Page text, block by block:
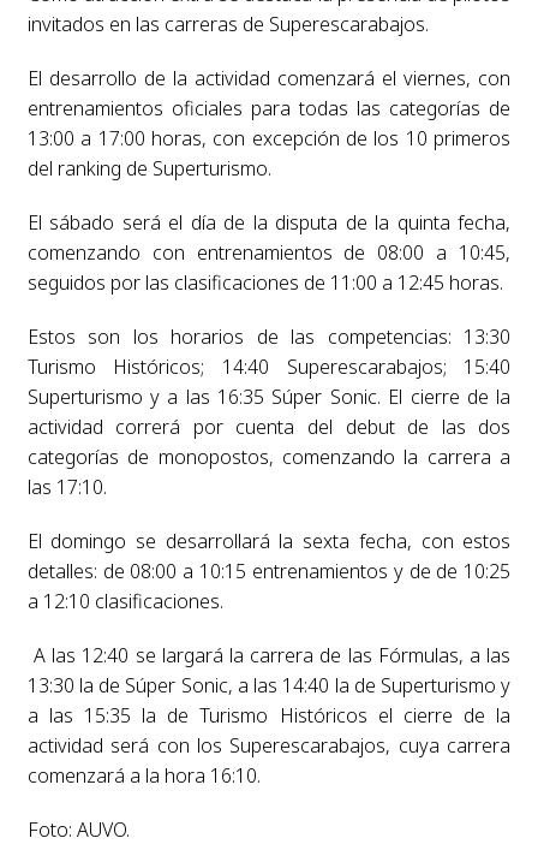
invitados en las carreras de Superescarabajos.
El desarrollo de la actividad comenzará el viernes, con
entrenamientos oficiales para todas las categorías de
13:00 a 17:00 horas, con excepción de los 10 primeros
del ranking de Superturismo.
El sábado será el día de la disputa de la quinta fecha,
comenzando con entrenamientos de 08:00 a 10:45,
seguidos por las clasificaciones de 11:00 a 12:45 horas.
Estos son los horarios de las competencias: 13:30
Turismo Históricos; 14:40 Superescarabajos; 15:40
Superturismo y a las 16:35 Súper Sonic. El cierre de la
actividad correrá por cuenta del debut de las dos
categorías de monopostos, comenzando la carrera a
las 17:10.
El domingo se desarrollará la sexta fecha, con estos
detalles: de 08:00 a 10:15 entrenamientos y de de 10:25
a 12:10 clasificaciones.
A las 12:40 se largará la carrera de las Fórmulas, a las
13:30 la de Súper Sonic, a las 14:40 la de Superturismo y
a las 15:35 la de Turismo Históricos el cierre de la
actividad será con los Superescarabajos, cuya carrera
comenzará a la hora 16:10.
Foto: AUVO.